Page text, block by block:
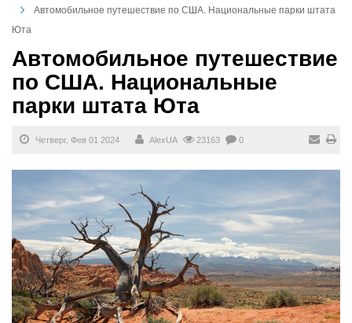
Автомобильное путешествие по США. Национальные парки штата
Юта
Автомобильное путешествие
по США. Национальные
парки штата Юта
Четверг, Фев 01 2024 AlexUA 23163 0